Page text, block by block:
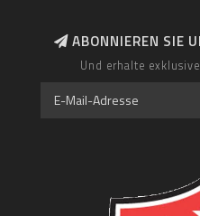
ABONNIEREN SIE
Und erhalte